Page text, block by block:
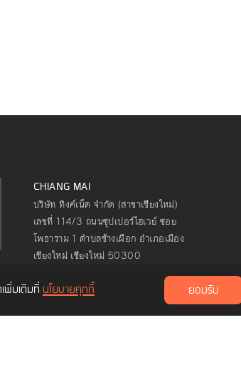
CHIANG MAI
บริษัท ทิงค์เน็ต จำกัด (สาขาเชียงใหม่)
เลขที่ 114/3 ถนนซุปเปอร์ไฮเวย์ ซอย
โพธาราม 1 ตำบลช้างเผือก อำเภอเมือง
เชียงใหม่ เชียงใหม่ 50300
พิ่มเติมที่ นโยบายคุกกี้ ยอมรับ